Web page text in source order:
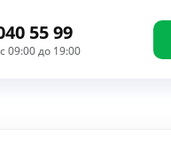
55 99
09:00 до 19:00